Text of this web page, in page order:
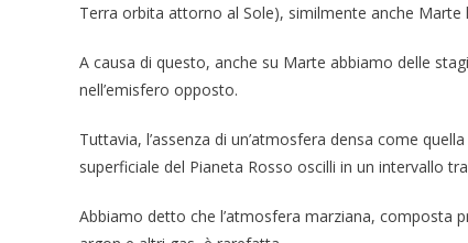
Terra orbita attorno al Sole), similmente anche Marte
A causa di questo, anche su Marte abbiamo delle
nell’emisfero opposto.
Tuttavia, l’assenza di un’atmosfera densa come
superficiale del Pianeta Rosso oscilli in un intervallo
Abbiamo detto che l’atmosfera marziana, composta